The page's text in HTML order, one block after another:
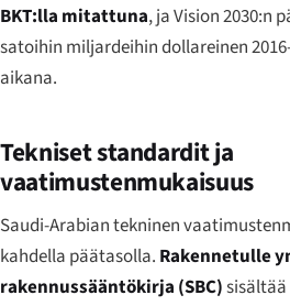
BKT:lla mitattuna, ja Vision 2030:n
satoihin miljardeihin dollareinen
aikana.
Tekniset standardit ja
vaatimustenmukaisuus
Saudi-Arabian tekninen
kahdella päätasolla. Rakennetulle
rakennussääntökirja (SBC)sisältää